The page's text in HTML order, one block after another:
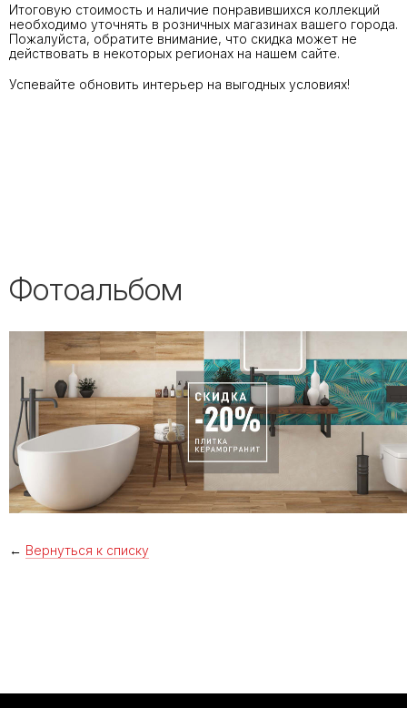
Итоговую стоимость и наличие понравившихся коллекций
необходимо уточнять в розничных магазинах вашего города.
Пожалуйста, обратите внимание, что скидка может не
действовать в некоторых регионах на нашем сайте.
Успевайте обновить интерьер на выгодных условиях!
Фотоальбом
← Вернуться к списку